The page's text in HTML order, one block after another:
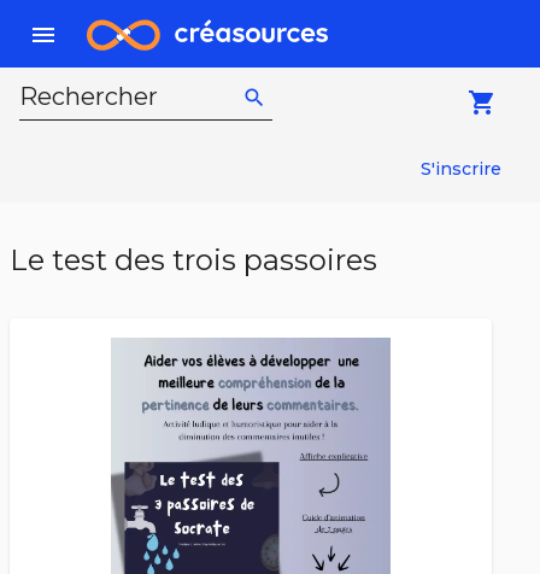
menu
Rechercher search local_grocery_store
S'inscrire
Le test des trois passoires